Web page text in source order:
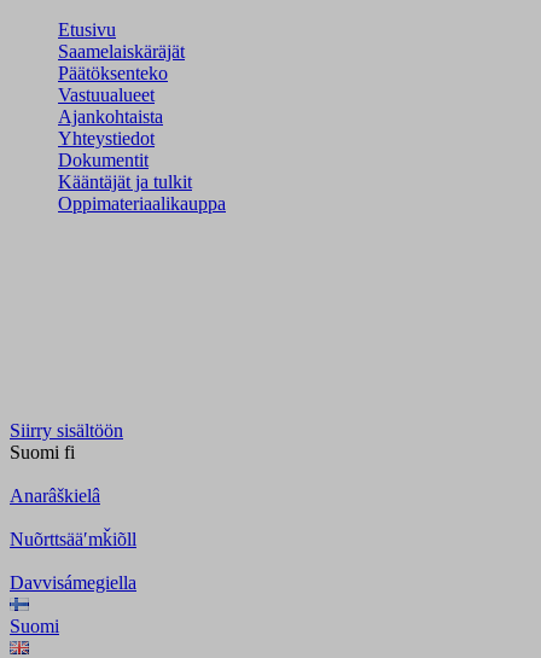
Etusivu
Saamelaiskäräjät
Päätöksenteko
Vastuualueet
Ajankohtaista
Yhteystiedot
Dokumentit
Kääntäjät ja tulkit
Oppimateriaalikauppa
Siirry sisältöön
Suomi fi
Anarâškielâ
Nuõrttsääʹmǩiõll
Davvisámegiella
Suomi